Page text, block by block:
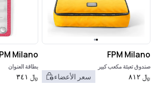
FPM Milano
صندوق تعبئة مكعب كبير
﷼ ٨١٢ سعر الأعضاء
Milano
بطاقة العنوان
﷼ ٣٤١